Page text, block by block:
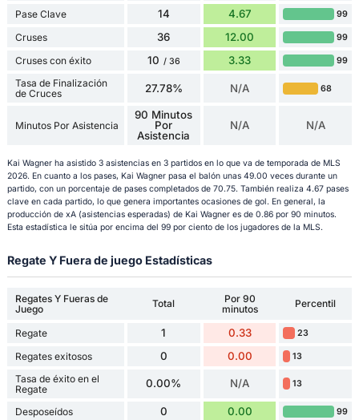
Pase Clave 14 4.67 99
Cruses 36 12.00 99
Cruses con éxito 10 / 36 3.33 99
Tasa de Finalización
de Cruces
27.78% N/A 68
Minutos Por Asistencia
90 Minutos
Por
Asistencia
N/A N/A
Kai Wagner ha asistido 3 asistencias en 3 partidos en lo que va de temporada de MLS
2026. En cuanto a los pases, Kai Wagner pasa el balón unas 49.00 veces durante un
partido, con un porcentaje de pases completados de 70.75. También realiza 4.67 pases
clave en cada partido, lo que genera importantes ocasiones de gol. En general, la
producción de xA (asistencias esperadas) de Kai Wagner es de 0.86 por 90 minutos.
Esta estadística le sitúa por encima del 99 por ciento de los jugadores de la MLS.
Regate Y Fuera de juego Estadísticas
Regates Y Fueras de
Juego
Total
Por 90
minutos
Percentil
Regate 1 0.33 23
Regates exitosos 0 0.00 13
Tasa de éxito en el
Regate
0.00% N/A 13
Desposeídos 0 0.00 99